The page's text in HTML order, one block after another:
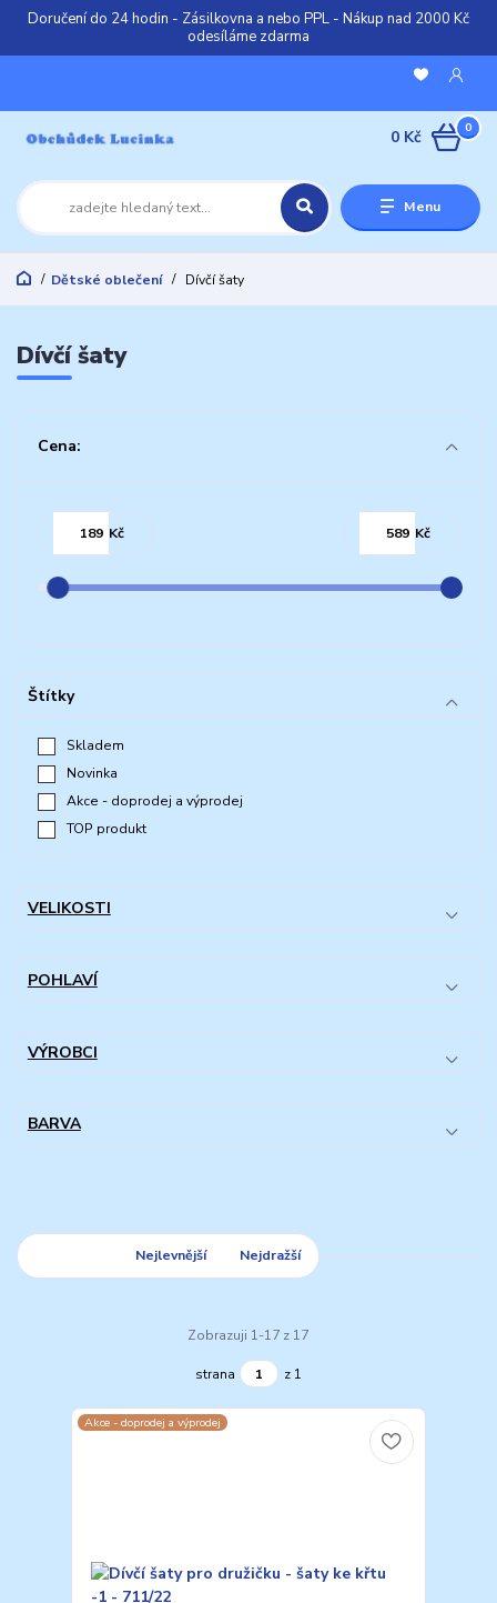
Doručení do 24 hodin - Zásilkovna a nebo PPL - Nákup nad 2000 Kč
odesíláme zdarma
Menu
0
0 Kč
Dětské oblečení Dívčí šaty
Dívčí šaty
Cena:
Kč Kč
Štítky
Skladem
Novinka
Akce - doprodej a výprodej
TOP produkt
VELIKOSTI
POHLAVÍ
VÝROBCI
BARVA
Nejlevnější Nejdražší
Zobrazuji 1-17 z 17
strana z 1
Akce - doprodej a výprodej